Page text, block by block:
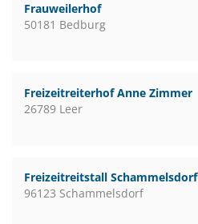
Frauweilerhof
50181 Bedburg
Freizeitreiterhof Anne Zimmer
26789 Leer
Freizeitreitstall Schammelsdorf
96123 Schammelsdorf